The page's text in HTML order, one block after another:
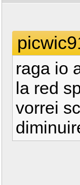
raga io
la red
vorrei